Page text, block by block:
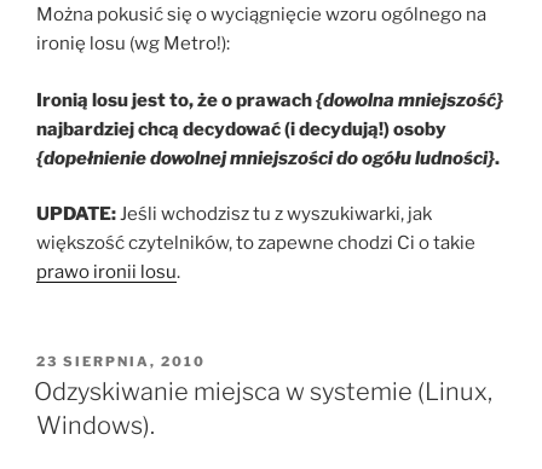
Można pokusić się o wyciągnięcie wzoru ogólnego na
ironię losu (wg Metro!):
Ironią losu jest to, że o prawach{dowolna mniejszość}
najbardziej chcą decydować (i decydują!) osoby
{dopełnienie dowolnej mniejszości do ogółu ludności}.
UPDATE:Jeśli wchodzisz tu z wyszukiwarki, jak
większość czytelników, to zapewne chodzi Ci o takie
prawo ironii losu.
OPUBLIKOWANE
W
23 SIERPNIA, 2010
Odzyskiwanie miejsca w systemie (Linux,
Windows).